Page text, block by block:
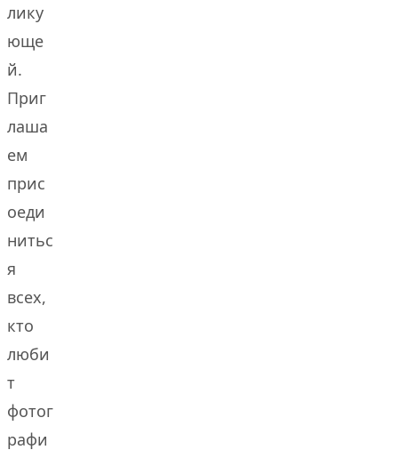
лику
юще
й.
Приг
лаша
ем
прис
оеди
нитьс
я
всех,
кто
люби
т
фотог
рафи